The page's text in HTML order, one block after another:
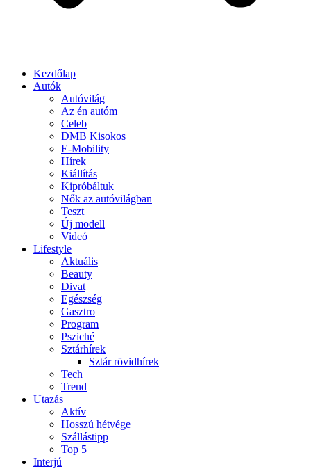
Kezdőlap
Autók
Autóvilág
Az én autóm
Celeb
DMB Kisokos
E-Mobility
Hírek
Kiállítás
Kipróbáltuk
Nők az autóvilágban
Teszt
Új modell
Videó
Lifestyle
Aktuális
Beauty
Divat
Egészség
Gasztro
Program
Psziché
Sztárhírek
Sztár rövidhírek
Tech
Trend
Utazás
Aktív
Hosszú hétvége
Szállástipp
Top 5
Interjú